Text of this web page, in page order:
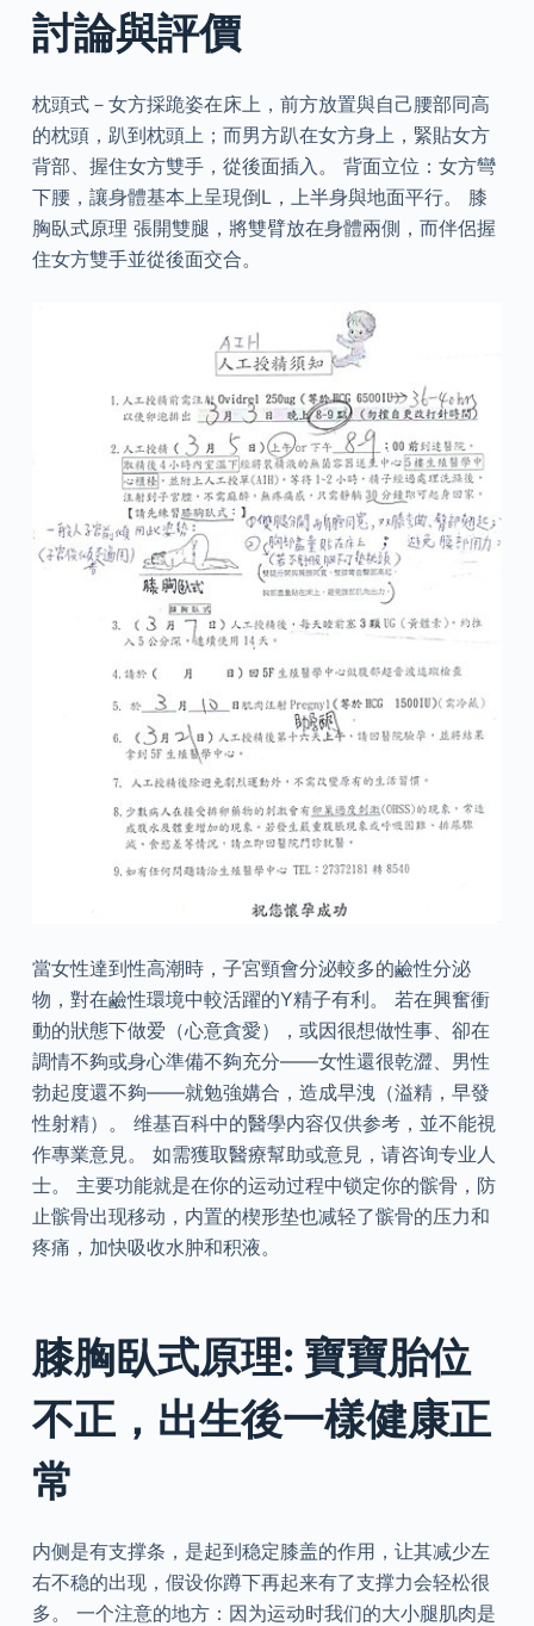
討論與評價
枕頭式－女方採跪姿在床上，前方放置與自己腰部同高
的枕頭，趴到枕頭上；而男方趴在女方身上，緊貼女方
背部、握住女方雙手，從後面插入。 背面立位：女方彎
下腰，讓身體基本上呈現倒L，上半身與地面平行。 膝
胸臥式原理 張開雙腿，將雙臂放在身體兩側，而伴侶握
住女方雙手並從後面交合。
當女性達到性高潮時，子宮頸會分泌較多的鹼性分泌
物，對在鹼性環境中較活躍的Y精子有利。 若在興奮衝
動的狀態下做爱（心意貪愛），或因很想做性事、卻在
調情不夠或身心準備不夠充分——女性還很乾澀、男性
勃起度還不夠——就勉強媾合，造成早洩（溢精，早發
性射精）。 维基百科中的醫學内容仅供参考，並不能視
作專業意見。 如需獲取醫療幫助或意見，请咨询专业人
士。 主要功能就是在你的运动过程中锁定你的髌骨，防
止髌骨出现移动，内置的楔形垫也减轻了髌骨的压力和
疼痛，加快吸收水肿和积液。
膝胸臥式原理: 寶寶胎位
不正，出生後一樣健康正
常
内侧是有支撑条，是起到稳定膝盖的作用，让其减少左
右不稳的出现，假设你蹲下再起来有了支撑力会轻松很
多。 一个注意的地方：因为运动时我们的大小腿肌肉是